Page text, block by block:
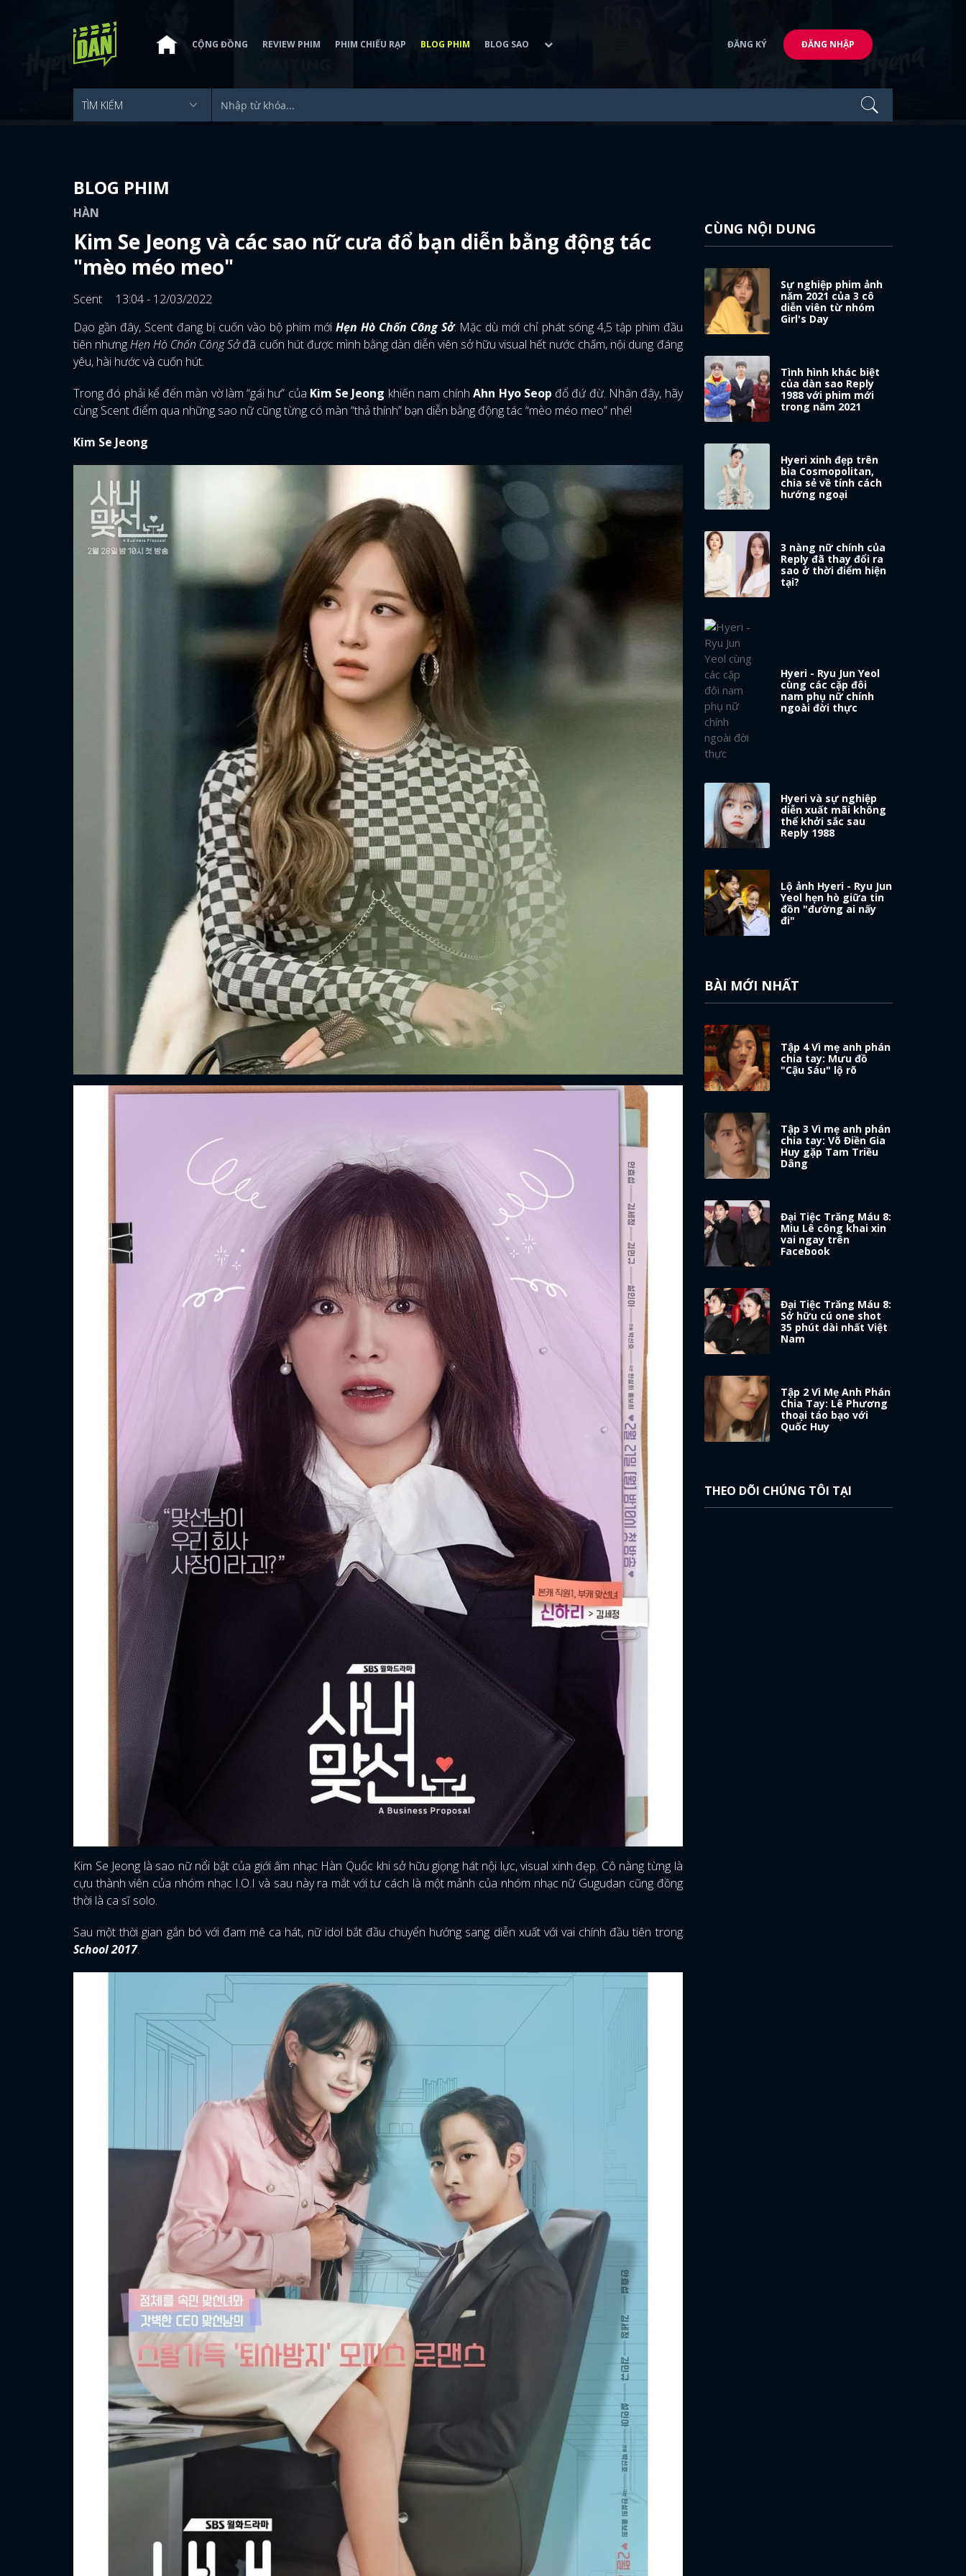
ĐĂNG NHẬP
FACEBOOK
CỘNG ĐỒNG REVIEW PHIM PHIM CHIẾU RẠP BLOG PHIM BLOG SAO ĐĂNG KÝ ĐĂNG NHẬP
BLOG PHIM
HÀN
Kim Se Jeong và các sao nữ cưa đổ bạn diễn bằng động tác
"mèo méo meo"
Scent
13:04 - 12/03/2022
Dạo gần đây, Scent đang bị cuốn vào bộ phim mới Hẹn Hò Chốn Công Sở. Mặc dù mới chỉ phát sóng 4,5 tập phim đầu
tiên nhưngHẹn Hò Chốn Công Sởđã cuốn hút được mình bằng dàn diễn viên sở hữu visual hết nước chấm, nội dung đáng
yêu, hài hước và cuốn hút.
Trong đó phải kể đến màn vờ làm “gái hư” của Kim Se Jeong khiến nam chínhAhn Hyo Seop đổ đứ đừ. Nhân đây, hãy
cùng Scent điểm qua những sao nữ cũng từng có màn “thả thính” bạn diễn bằng động tác “mèo méo meo” nhé!
Kim Se Jeong
Kim Se Jeong là sao nữ nổi bật của giới âm nhạc Hàn Quốc khi sở hữu giọng hát nội lực, visual xinh đẹp. Cô nàng từng là
cựu thành viên của nhóm nhạc I.O.I và sau này ra mắt với tư cách là một mảnh của nhóm nhạc nữ Gugudan cũng đồng
thời là ca sĩ solo.
Sau một thời gian gắn bó với đam mê ca hát, nữ idol bắt đầu chuyển hướng sang diễn xuất với vai chính đầu tiên trong
School 2017.
CÙNG NỘI DUNG
Sự nghiệp phim ảnh
năm 2021 của 3 cô
diễn viên từ nhóm
Girl's Day
Tình hình khác biệt
của dàn sao Reply
1988 với phim mới
trong năm 2021
Hyeri xinh đẹp trên
bìa Cosmopolitan,
chia sẻ về tính cách
hướng ngoại
3 nàng nữ chính của
Reply đã thay đổi ra
sao ở thời điểm hiện
tại?
Hyeri - Ryu Jun Yeol
cùng các cặp đôi
nam phụ nữ chính
ngoài đời thực
Hyeri và sự nghiệp
diễn xuất mãi không
thể khởi sắc sau
Reply 1988
Lộ ảnh Hyeri - Ryu Jun
Yeol hẹn hò giữa tin
đồn "đường ai nấy
đi"
BÀI MỚI NHẤT
Tập 4 Vì mẹ anh phán
chia tay: Mưu đồ
"Cậu Sáu" lộ rõ
Tập 3 Vì mẹ anh phán
chia tay: Võ Điền Gia
Huy gặp Tam Triều
Dâng
Đại Tiệc Trăng Máu 8:
Miu Lê công khai xin
vai ngay trên
Facebook
Đại Tiệc Trăng Máu 8:
Sở hữu cú one shot
35 phút dài nhất Việt
Nam
Tập 2 Vì Mẹ Anh Phán
Chia Tay: Lê Phương
thoại táo bạo với
Quốc Huy
THEO DÕI CHÚNG TÔI TẠI